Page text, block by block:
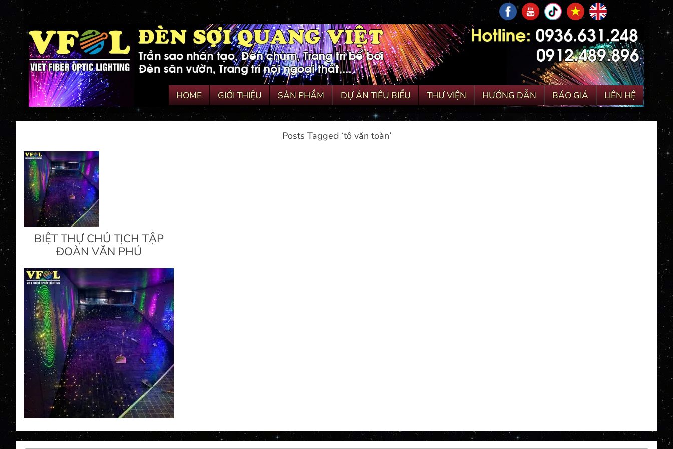
HOME GIỚI THIỆU SẢN PHẨM DỰ ÁN TIÊU BIỂU THƯ VIỆN HƯỚNG DẪN BÁO GIÁ LIÊN HỆ
Posts Tagged ‘tô văn toàn’
BIỆT THỰ CHỦ TỊCH TẬP
ĐOÀN VĂN PHÚ